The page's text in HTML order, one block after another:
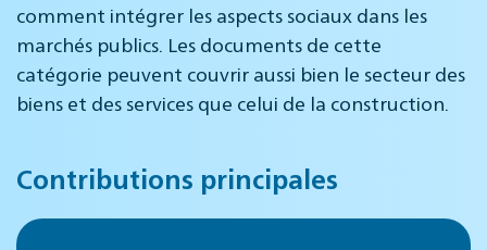
comment intégrer les aspects sociaux dans les
marchés publics. Les documents de cette
catégorie peuvent couvrir aussi bien le secteur des
biens et des services que celui de la construction.
Contributions principales